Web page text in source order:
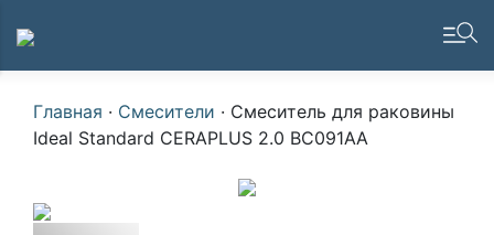
Главная · Смесители · Смеситель для раковины
Ideal Standard CERAPLUS 2.0 BC091AA